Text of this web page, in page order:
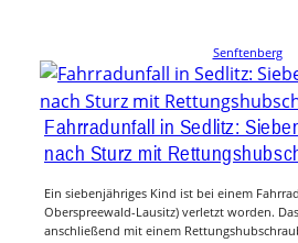
Senftenberg
Fahrradunfall in Sedlitz:
nach Sturz mit
Ein siebenjähriges Kind ist bei einem
Oberspreewald-Lausitz) verletzt worden.
anschließend mit einem